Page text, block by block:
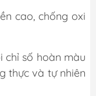
cao, chống oxi
chỉ số hoàn màu
thực và tự nhiên